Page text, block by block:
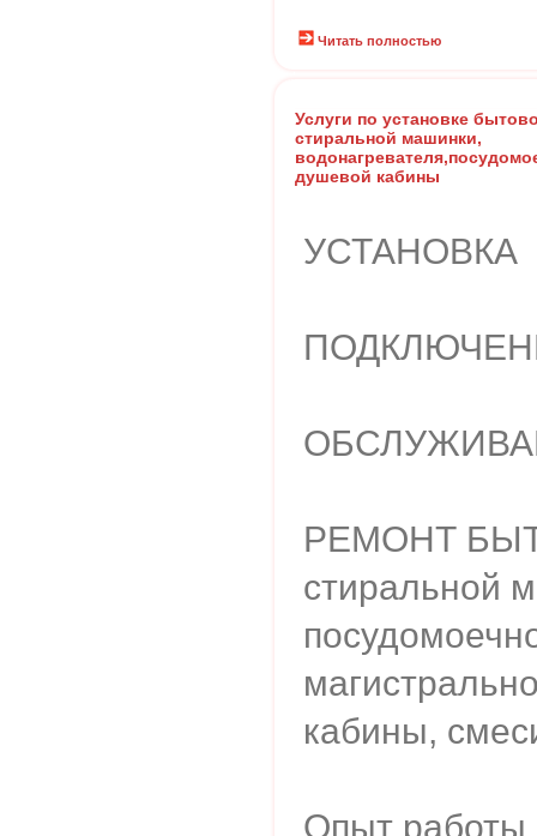
Читать полностью
Услуги по установке
стиральной машинки,
душевой кабины
УСТАНОВКА
РЕМОНТ
стиральной
кабины,
Опыт